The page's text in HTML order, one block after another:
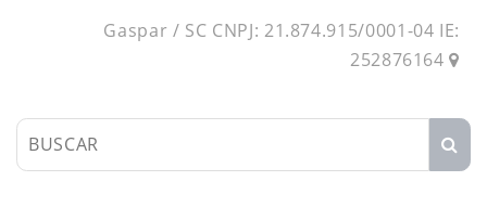
Gaspar / SC CNPJ: 21.874.915/0001-04 IE:
252876164